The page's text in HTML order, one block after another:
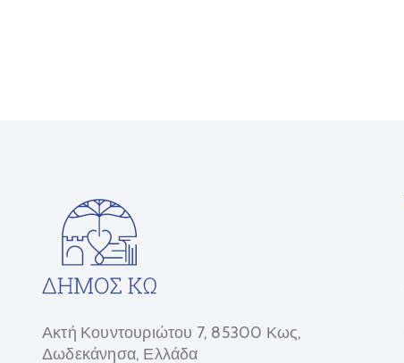
Ακτή Κουντουριώτου 7, 85300 Κως,
Δωδεκάνησα, Ελλάδα